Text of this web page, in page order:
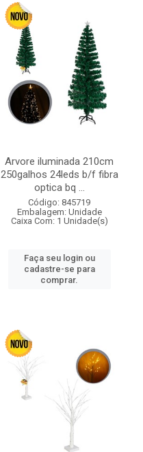
Arvore iluminada 210cm
250galhos 24leds b/f fibra
optica bq ...
Código: 845719
Embalagem: Unidade
Caixa Com: 1 Unidade(s)
Faça seu login ou
cadastre-se para
comprar.